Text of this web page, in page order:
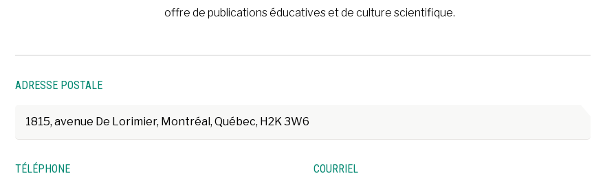
offre de publications éducatives et de culture scientifique.
ADRESSE POSTALE
1815, avenue De Lorimier, Montréal, Québec, H2K 3W6
TÉLÉPHONE COURRIEL